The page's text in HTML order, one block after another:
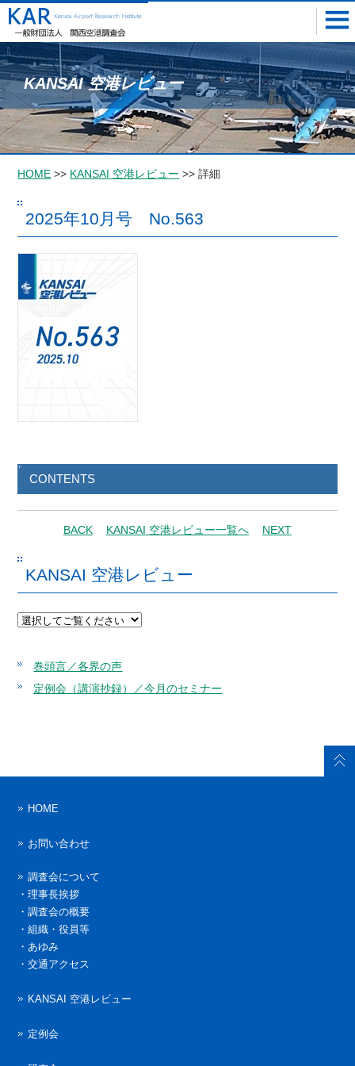
KANSAI 空港レビュー
HOME >> KANSAI 空港レビュー >> 詳細
2025年10月号 No.563
CONTENTS
BACK KANSAI 空港レビュー一覧へ NEXT
KANSAI 空港レビュー
巻頭言／各界の声
定例会（講演抄録）／今月のセミナー
HOME
お問い合わせ
調査会について
・理事長挨拶
・調査会の概要
・組織・役員等
・あゆみ
・交通アクセス
KANSAI 空港レビュー
定例会